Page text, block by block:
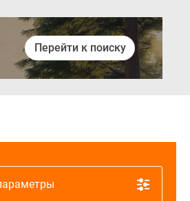
Перейти к поиску